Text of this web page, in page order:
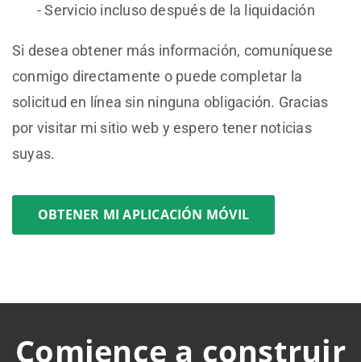
Servicio incluso después de la liquidación
Si desea obtener más información, comuníquese
conmigo directamente o puede completar la
solicitud en línea sin ninguna obligación. Gracias
por visitar mi sitio web y espero tener noticias
suyas.
OBTENER MI APLICACIÓN MÓVIL
Comience a construir